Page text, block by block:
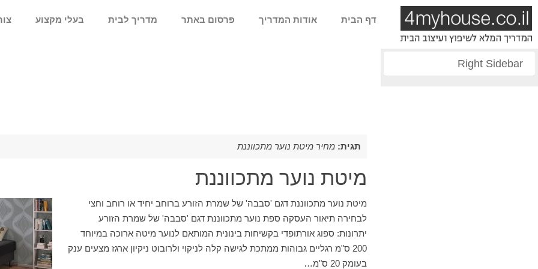
דף הבית אודות המדריך פרסום באתר מדריך לבית בעלי מקצוע
תגית: מחיר מיטת נוער מתכווננת
מיטת נוער מתכווננת
מיטת נוער מתכווננת דגם 'סבבה' של שמרת הזורע ברוחב יחיד או רוחב וחצי
לבחירה תיאור העסקה ספת נוער מתכווננת דגם 'סבבה' של שמרת הזורע
יתרונות: ספוג אורתופדי בקשיחות בינונית המותאם לנוער מיטה ארוכה במיוחד
200 ס"מ רגליים גבוהות ממתכת לגישה קלה לניקוי ולרובוט ניקיון ארגז מצעים ענק
בעומק 20 ס"מ…
Right Sidebar